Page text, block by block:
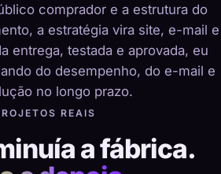
comprador e a estrutura do
a estratégia vira site, e-mail e
entrega, testada e aprovada, eu
do desempenho, do e-mail e
no longo prazo.
REAIS
a fábrica.